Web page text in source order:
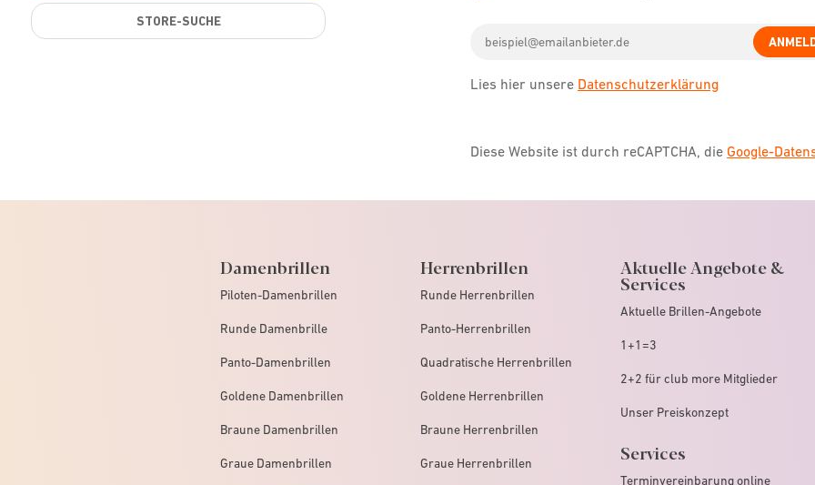
STORE-SUCHE
address
Lies hier unsere Datenschutzerklärung
Diese Website ist durch reCAPTCHA, die Google-
Damenbrillen
Piloten-Damenbrillen
Runde Damenbrille
Panto-Damenbrillen
Goldene Damenbrillen
Braune Damenbrillen
Graue Damenbrillen
Herrenbrillen
Runde Herrenbrillen
Panto-Herrenbrillen
Quadratische Herrenbrillen
Goldene Herrenbrillen
Braune Herrenbrillen
Graue Herrenbrillen
Aktuelle Angebote &
Services
Aktuelle Brillen-Angebote
1+1=3
2+2 für club more Mitglieder
Unser Preiskonzept
Services
Terminvereinbarung online